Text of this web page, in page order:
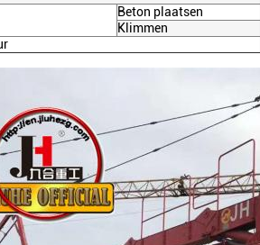
Beton plaatsen
Klimmen